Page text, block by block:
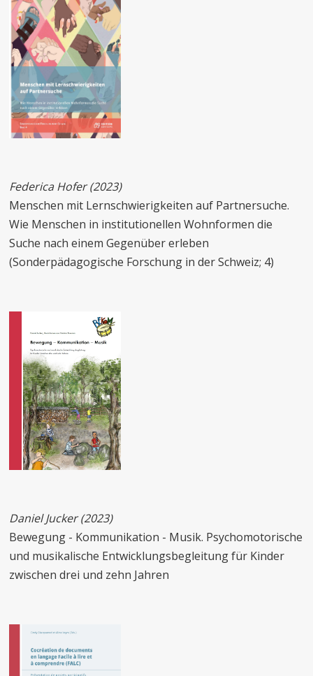
Federica Hofer (2023)
Menschen mit Lernschwierigkeiten auf Partnersuche.
Wie Menschen in institutionellen Wohnformen die
Suche nach einem Gegenüber erleben
(Sonderpädagogische Forschung in der Schweiz; 4)
Daniel Jucker (2023)
Bewegung - Kommunikation - Musik. Psychomotorische
und musikalische Entwicklungsbegleitung für Kinder
zwischen drei und zehn Jahren